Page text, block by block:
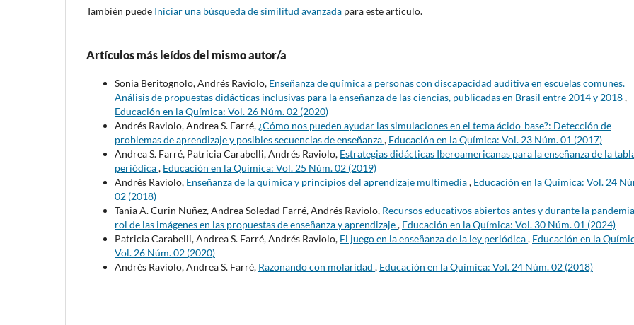
También puede Iniciar una búsqueda de similitud avanzada para este artículo.
Artículos más leídos del mismo autor/a
Sonia Beritognolo, Andrés Raviolo, Enseñanza de química a personas con discapacidad auditiva en escuelas comunes.
Análisis de propuestas didácticas inclusivas para la enseñanza de las ciencias, publicadas en Brasil entre 2014 y 2018,
Educación en la Química: Vol. 26 Núm. 02 (2020)
Andrés Raviolo, Andrea S. Farré,¿Cómo nos pueden ayudar las simulaciones en el tema ácido-base?: Detección de
problemas de aprendizaje y posibles secuencias de enseñanza, Educación en la Química: Vol. 23 Núm. 01 (2017)
Andrea S. Farré, Patricia Carabelli, Andrés Raviolo, Estrategias didácticas Iberoamericanas para la enseñanza de la
periódica, Educación en la Química: Vol. 25 Núm. 02 (2019)
Andrés Raviolo, Enseñanza de la química y principios del aprendizaje multimedia, Educación en la Química: Vol. 24
02 (2018)
Tania A. Curin Nuñez, Andrea Soledad Farré, Andrés Raviolo, Recursos educativos abiertos antes y durante la
rol de las imágenes en las propuestas de enseñanza y aprendizaje, Educación en la Química: Vol. 30 Núm. 01 (2024)
Patricia Carabelli, Andrea S. Farré, Andrés Raviolo, El juego en la enseñanza de la ley periódica, Educación en la
Vol. 26 Núm. 02 (2020)
Andrés Raviolo, Andrea S. Farré, Razonando con molaridad , Educación en la Química: Vol. 24 Núm. 02 (2018)